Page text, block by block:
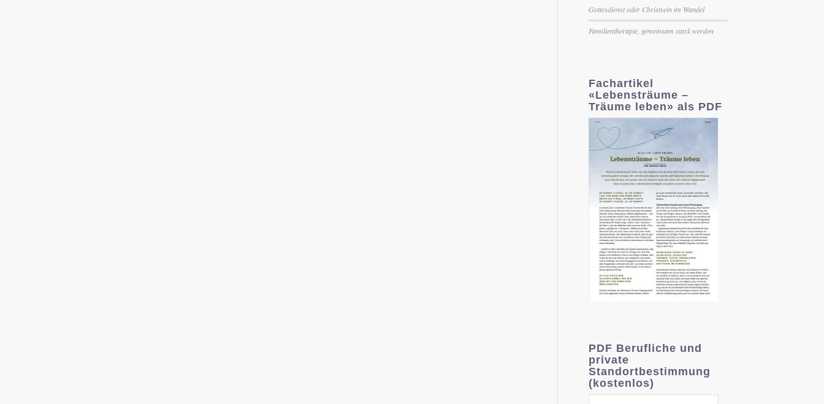
Gottesdienst oder Christsein im Wandel
Familientherapie, gemeinsam stark werden
Fachartikel
«Lebensträume –
Träume leben» als PDF
PDF Berufliche und
private
Standortbestimmung
(kostenlos)